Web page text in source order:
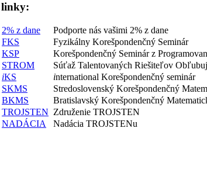
linky:
2% z dane
Podporte nás vašimi 2% z dane
FKS
Fyzikálny Korešpondenčný Seminár
KSP
Korešpondenčný Seminár z
STROM
Súťaž Talentovaných Riešiteľov
iKS international Korešpondenčný seminár
SKMS
Stredoslovenský Korešpondenčný
BKMS
Bratislavský Korešpondenčný
TROJSTEN Združenie TROJSTEN
NADÁCIA
Nadácia TROJSTENu